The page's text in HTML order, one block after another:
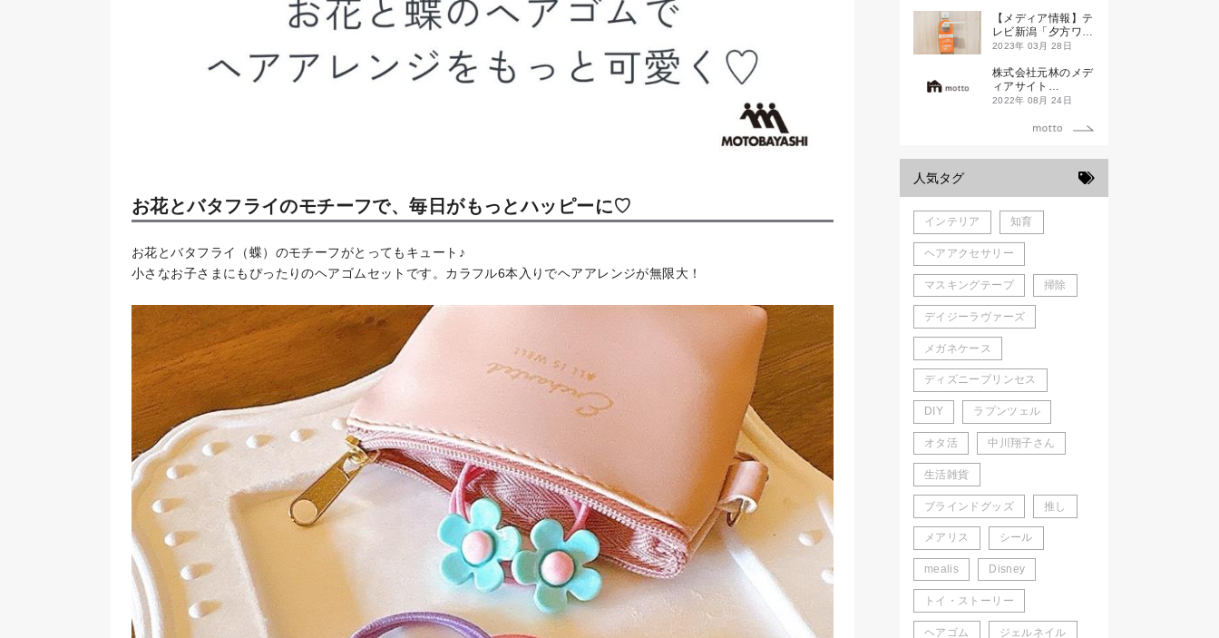
お花とバタフライのモチーフで、毎日がもっとハッピーに♡
お花とバタフライ（蝶）のモチーフがとってもキュート♪
小さなお子さまにもぴったりのヘアゴムセットです。カラフル6本入りでヘアアレンジが無限大！
』が2月21日(金)に
新発売！
【メディア情報】テ
レビ新潟「夕方ワイ
ド新潟一番」
2023年 03月 28日
株式会社元林のメデ
ィアサイト
「motto」がローン
2022年 08月 24日
人気タグ
インテリア 知育
ヘアアクセサリー
マスキングテープ 掃除
デイジーラヴァーズ
メガネケース
ディズニープリンセス
DIY ラプンツェル
オタ活 中川翔子さん
生活雑貨
ブラインドグッズ 推し
メアリス シール
mealis Disney
トイ・ストーリー
ヘアゴム ジェルネイル